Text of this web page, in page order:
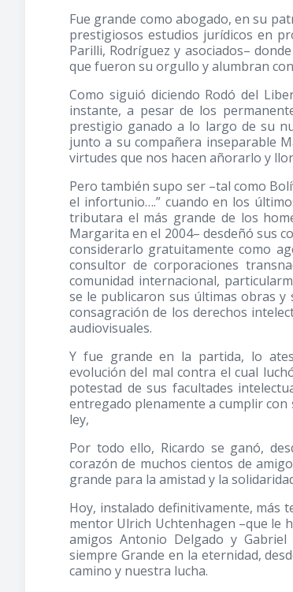
Fue grande como abogado, en su
prestigiosos estudios jurídicos en
Parilli, Rodríguez y asociados–
que fueron su orgullo y alumbran
Como siguió diciendo Rodó del
instante, a pesar de los
prestigio ganado a lo largo de su
junto a su compañera inseparable
virtudes que nos hacen añorarlo y
Pero también supo ser –tal como
el infortunio….” cuando en los
tributara el más grande de los
Margarita en el 2004– desdeñó sus
considerarlo gratuitamente como
consultor de corporaciones
comunidad internacional,
se le publicaron sus últimas obras
consagración de los derechos
audiovisuales.
Y fue grande en la partida, lo
evolución del mal contra el cual
potestad de sus facultades
entregado plenamente a cumplir
ley,
Por todo ello, Ricardo se ganó,
corazón de muchos cientos de
grande para la amistad y la
Hoy, instalado definitivamente, más
mentor Ulrich Uchtenhagen –que le
amigos Antonio Delgado y
siempre Grande en la eternidad,
camino y nuestra lucha.